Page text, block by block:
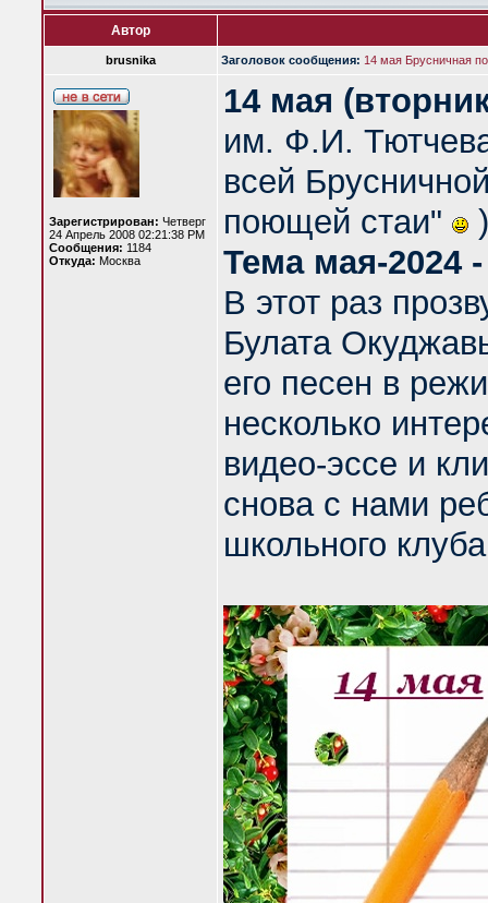
Автор
brusnika Заголовок сообщения: 14 мая Брусничная
Зарегистрирован: Четверг
24 Апрель 2008 02:21:38 PM
Сообщения: 1184
Откуда: Москва
14 мая
им. Ф.И.
всей
поющей стаи"
Тема мая-
В этот раз
Булата
его песен в
несколько
видео-эссе и
снова с нами
школьного